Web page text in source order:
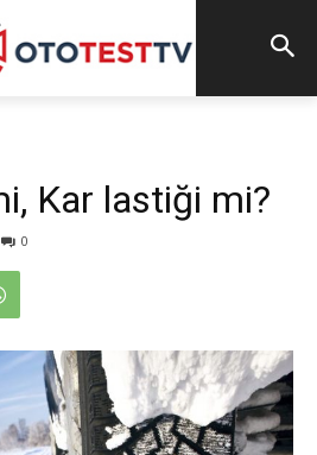
Kar lastiği mi?
0